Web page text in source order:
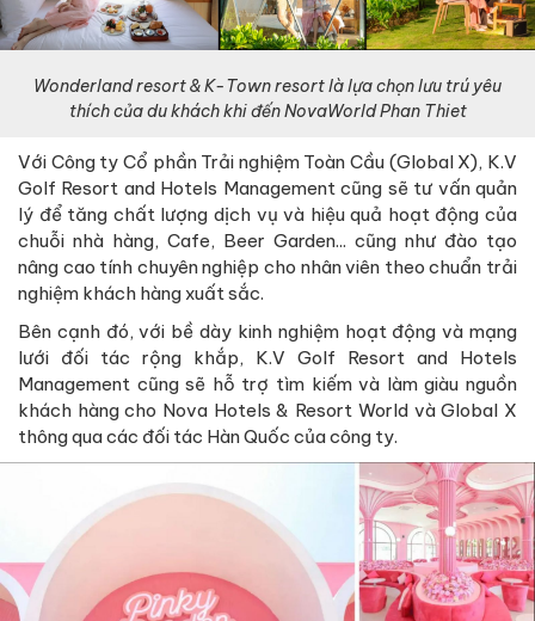
Wonderland resort & K-Town resort là lựa chọn lưu trú yêu
thích của du khách khi đến NovaWorld Phan Thiet
Với Công ty Cổ phần Trải nghiệm Toàn Cầu (Global X), K.V
Golf Resort and Hotels Management cũng sẽ tư vấn quản
lý để tăng chất lượng dịch vụ và hiệu quả hoạt động của
chuỗi nhà hàng, Cafe, Beer Garden... cũng như đào tạo
nâng cao tính chuyên nghiệp cho nhân viên theo chuẩn trải
nghiệm khách hàng xuất sắc.
Bên cạnh đó, với bề dày kinh nghiệm hoạt động và mạng
lưới đối tác rộng khắp, K.V Golf Resort and Hotels
Management cũng sẽ hỗ trợ tìm kiếm và làm giàu nguồn
khách hàng cho Nova Hotels & Resort World và Global X
thông qua các đối tác Hàn Quốc của công ty.